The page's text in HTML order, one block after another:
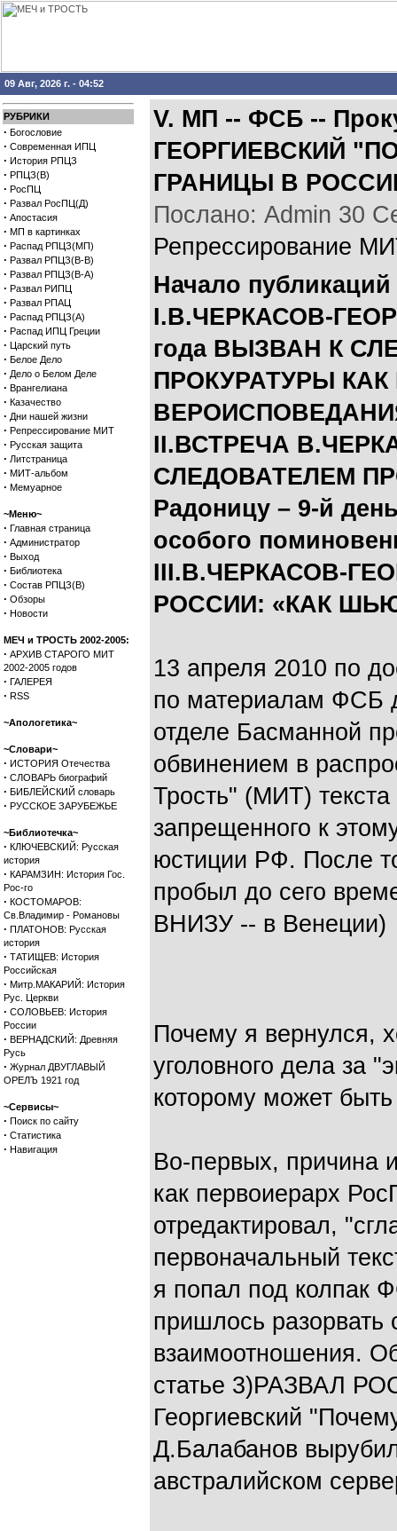
09 Авг, 2026 г. - 04:52
РУБРИКИ
· Богословие
· Современная ИПЦ
· История РПЦЗ
· РПЦЗ(В)
· РосПЦ
· Развал РосПЦ(Д)
· Апостасия
· МП в картинках
· Распад РПЦЗ(МП)
· Развал РПЦЗ(В-В)
· Развал РПЦЗ(В-А)
· Развал РИПЦ
· Развал РПАЦ
· Распад РПЦЗ(А)
· Распад ИПЦ Греции
· Царский путь
· Белое Дело
· Дело о Белом Деле
· Врангелиана
· Казачество
· Дни нашей жизни
· Репрессирование МИТ
· Русская защита
· Литстраница
· МИТ-альбом
· Мемуарное
~Меню~
· Главная страница
· Администратор
· Выход
· Библиотека
· Состав РПЦЗ(В)
· Обзоры
· Новости
МЕЧ и ТРОСТЬ 2002-2005:
· АРХИВ СТАРОГО МИТ
2002-2005 годов
· ГАЛЕРЕЯ
· RSS
~Апологетика~
~Словари~
· ИСТОРИЯ Отечества
· СЛОВАРЬ биографий
· БИБЛЕЙСКИЙ словарь
· РУССКОЕ ЗАРУБЕЖЬЕ
~Библиотечка~
· КЛЮЧЕВСКИЙ: Русская
история
· КАРАМЗИН: История Гос.
Рос-го
· КОСТОМАРОВ:
Св.Владимир - Романовы
· ПЛАТОНОВ: Русская
история
· ТАТИЩЕВ: История
Российская
· Митр.МАКАРИЙ: История
Рус. Церкви
· СОЛОВЬЕВ: История
России
· ВЕРНАДСКИЙ: Древняя
Русь
· Журнал ДВУГЛАВЫЙ
ОРЕЛЪ 1921 год
~Сервисы~
· Поиск по сайту
· Статистика
· Навигация
V. МП -- ФСБ --
ГЕОРГИЕВСКИЙ
ГРАНИЦЫ В
Послано: Admin 30
Репрессирование
Начало
I.В.ЧЕРКАСОВ-
года ВЫЗВАН К
ПРОКУРАТУРЫ
II.ВСТРЕЧА
СЛЕДОВАТЕЛЕМ
Радоницу – 9-й
особого
III.В.ЧЕРКАСОВ-
РОССИИ: «КАК
13 апреля 2010 по
по материалам ФСБ
отделе Басманной
обвинением в
Трость" (МИТ)
запрещенного к
юстиции РФ. После
пробыл до сего
ВНИЗУ -- в Венеции)
Почему я вернулся,
уголовного дела за
которому может
Во-первых, причина
как первоиерарх
отредактировал,
первоначальный
я попал под колпак
пришлось разорвать
взаимоотношения.
статье 3)РАЗВАЛ
Георгиевский
Д.Балабанов
австралийском